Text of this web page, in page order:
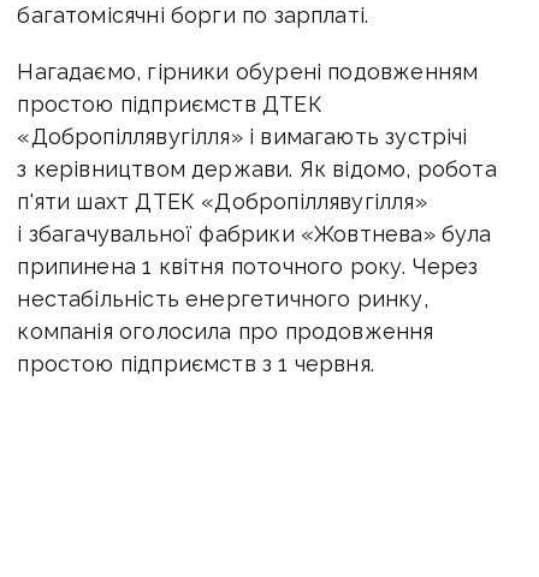
багатомісячні борги по зарплаті.
Нагадаємо, гірники обурені подовженням
простою підприємств ДТЕК
«Добропіллявугілля» і вимагають зустрічі
з керівництвом держави. Як відомо, робота
п'яти шахт ДТЕК «Добропіллявугілля»
і збагачувальної фабрики «Жовтнева» була
припинена 1 квітня поточного року. Через
нестабільність енергетичного ринку,
компанія оголосила про продовження
простою підприємств з 1 червня.